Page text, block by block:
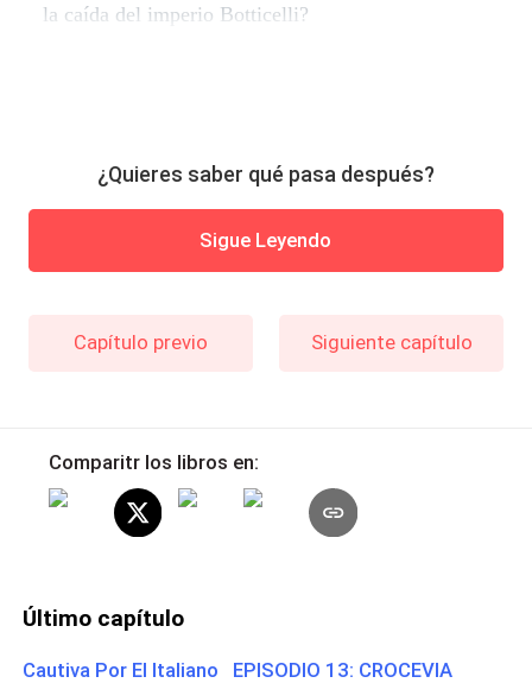
la caída del imperio Botticelli?
¿Quieres saber qué pasa después?
Sigue Leyendo
Capítulo previo Siguiente capítulo
Comparitr los libros en:
Último capítulo
Cautiva Por El Italiano EPISODIO 13: CROCEVIA